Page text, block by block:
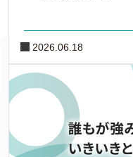
2026.06.18